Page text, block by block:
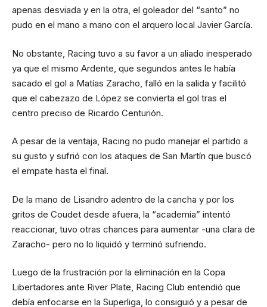
apenas desviada y en la otra, el goleador del “santo” no
pudo en el mano a mano con el arquero local Javier García.
No obstante, Racing tuvo a su favor a un aliado inesperado
ya que el mismo Ardente, que segundos antes le había
sacado el gol a Matías Zaracho, falló en la salida y facilitó
que el cabezazo de López se convierta el gol tras el
centro preciso de Ricardo Centurión.
A pesar de la ventaja, Racing no pudo manejar el partido a
su gusto y sufrió con los ataques de San Martín que buscó
el empate hasta el final.
De la mano de Lisandro adentro de la cancha y por los
gritos de Coudet desde afuera, la “academia” intentó
reaccionar, tuvo otras chances para aumentar -una clara de
Zaracho- pero no lo liquidó y terminó sufriendo.
Luego de la frustración por la eliminación en la Copa
Libertadores ante River Plate, Racing Club entendió que
debía enfocarse en la Superliga, lo consiguió y a pesar de